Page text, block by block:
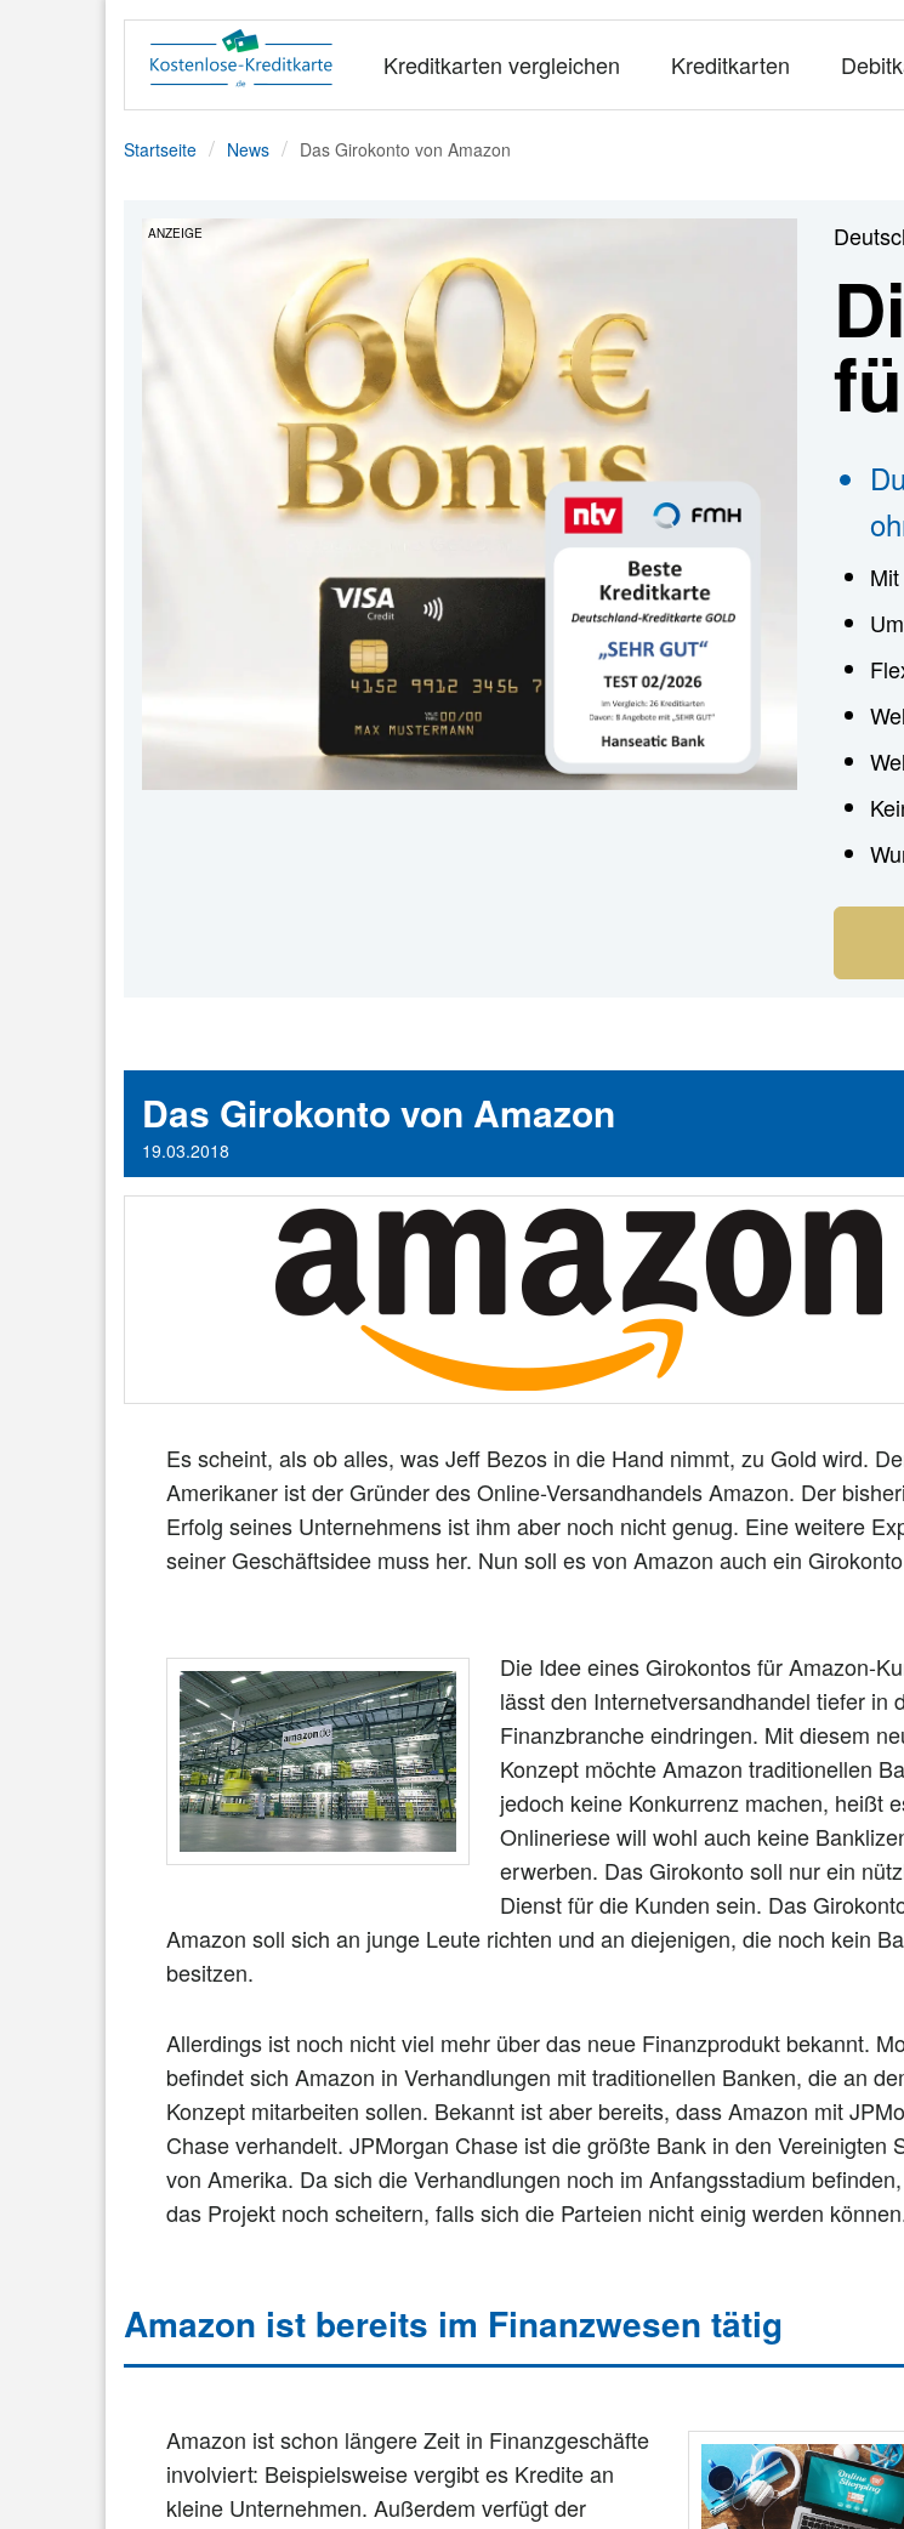
Kreditkarten vergleichen Kreditkarten
Startseite News Das Girokonto von Amazon
ANZEIGE
Das Girokonto von Amazon
19.03.2018
Es scheint, als ob alles, was Jeff Bezos in die Hand nimmt, zu Gold wird.
Amerikaner ist der Gründer des Online-Versandhandels Amazon. Der
Erfolg seines Unternehmens ist ihm aber noch nicht genug. Eine weitere
seiner Geschäftsidee muss her. Nun soll es von Amazon auch ein
Die Idee eines Girokontos für Amazon-
lässt den Internetversandhandel tiefer in
Finanzbranche eindringen. Mit diesem
Konzept möchte Amazon traditionellen
jedoch keine Konkurrenz machen, heißt
Onlineriese will wohl auch keine
erwerben. Das Girokonto soll nur ein
Dienst für die Kunden sein. Das
Amazon soll sich an junge Leute richten und an diejenigen, die noch kein
besitzen.
Allerdings ist noch nicht viel mehr über das neue Finanzprodukt bekannt.
befindet sich Amazon in Verhandlungen mit traditionellen Banken, die an
Konzept mitarbeiten sollen. Bekannt ist aber bereits, dass Amazon mit
Chase verhandelt. JPMorgan Chase ist die größte Bank in den Vereinigten
von Amerika. Da sich die Verhandlungen noch im Anfangsstadium
das Projekt noch scheitern, falls sich die Parteien nicht einig werden
Amazon ist bereits im Finanzwesen tätig
Amazon ist schon längere Zeit in Finanzgeschäfte
involviert: Beispielsweise vergibt es Kredite an
kleine Unternehmen. Außerdem verfügt der